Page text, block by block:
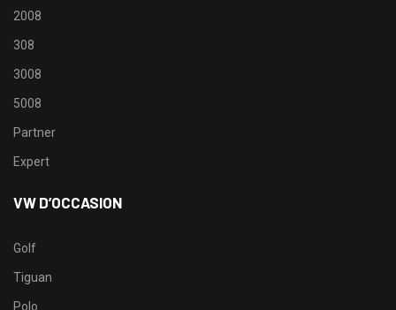
2008
308
3008
5008
Partner
Expert
VW D’OCCASION
Golf
Tiguan
Polo